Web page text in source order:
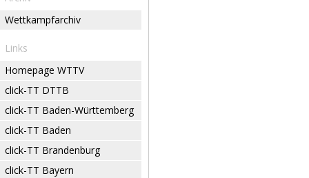
Wettkampfarchiv
Links
Homepage WTTV
click-TT DTTB
click-TT Baden-Württemberg
click-TT Baden
click-TT Brandenburg
click-TT Bayern